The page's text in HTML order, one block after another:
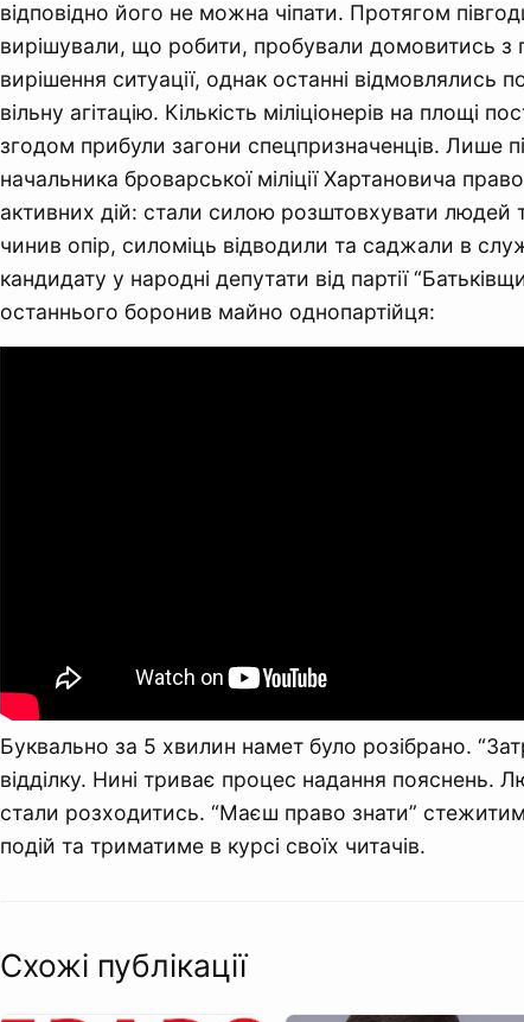
відповідно його не можна чіпати. Протягом
вирішували, що робити, пробували домовитись з
вирішення ситуації, однак останні відмовлялись
вільну агітацію. Кількість міліціонерів на площі
згодом прибули загони спецпризначенців. Лише
начальника броварської міліції Хартановича
активних дій: стали силою розштовхувати людей
чинив опір, силоміць відводили та саджали в
кандидату у народні депутати від партії
останнього боронив майно однопартійця:
Буквально за 5 хвилин намет було розібрано.
відділку. Нині триває процес надання пояснень.
стали розходитись. “Маєш право знати”
подій та триматиме в курсі своїх читачів.
Схожі публікації